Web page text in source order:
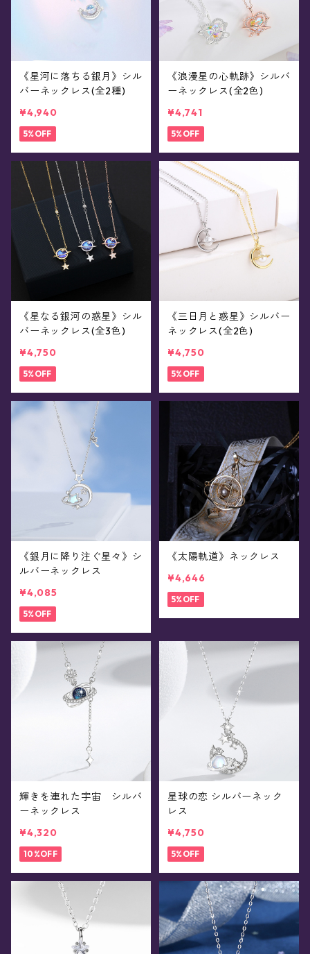
《星河に落ちる銀月》シル
バーネックレス(全2種)
¥4,940
5%OFF
《浪漫星の心軌跡》シルバ
ーネックレス(全2色)
¥4,741
5%OFF
《星なる銀河の惑星》シル
バーネックレス(全3色)
¥4,750
5%OFF
《三日月と惑星》シルバー
ネックレス(全2色)
¥4,750
5%OFF
《銀月に降り注ぐ星々》シ
ルバーネックレス
¥4,085
5%OFF
《太陽軌道》ネックレス
¥4,646
5%OFF
輝きを連れた宇宙 シルバ
ーネックレス
¥4,320
10%OFF
星球の恋 シルバーネック
レス
¥4,750
5%OFF